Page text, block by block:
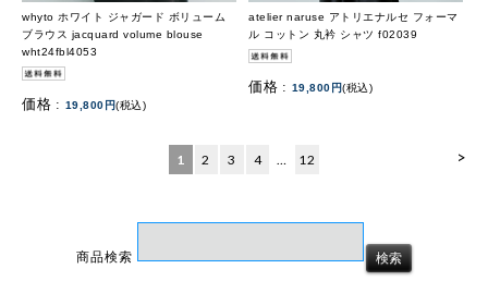
whyto ホワイト ジャガード ボリューム
ブラウス jacquard volume blouse
wht24fbl4053
価格 : 19,800円(税込)
atelier naruse アトリエナルセ フォーマ
ル コットン 丸衿 シャツ f02039
価格 : 19,800円(税込)
>
1 2 3 4 … 12
商品検索